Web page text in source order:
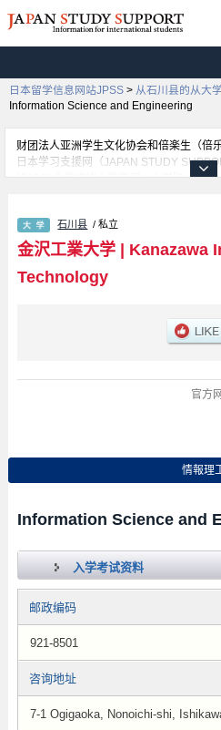
日本留学信息网站JPSS > 从石川县的从大
Information Science and Engineering
财团法人亚洲学生文化协会和倍楽生（倍
日本学习支援网（JAPAN STUDY
约1300个学校的大学学部、大学院、短
信息。招收名额、合格人数等考试信息，
生必要的信息都登载于此，请务必查阅和
石川县 / 私立
金沢工業大学| Kanazawa
Technology
官方
情報理
Information Science and
入学考试资料
邮政编码
921-8501
咨询地址
7-1 Ogigaoka, Nonoichi-shi,